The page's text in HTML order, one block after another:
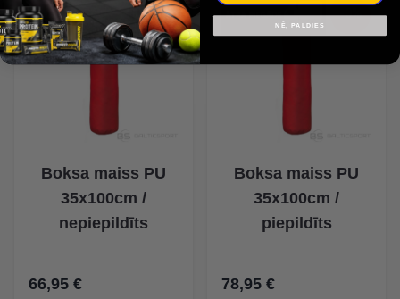
-0%
Boksa maiss PU
35x100cm /
nepiepildīts
66,95 €
-0%
Boksa maiss PU
35x100cm /
piepildīts
78,95 €
NĒ, PALDIES